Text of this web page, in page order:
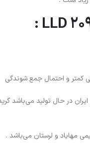
کمتر و احتمال جمع شوندگی